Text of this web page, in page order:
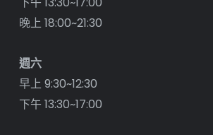
晚上 18:00~21:30
週六
早上 9:30~12:30
下午 13:30~17:00